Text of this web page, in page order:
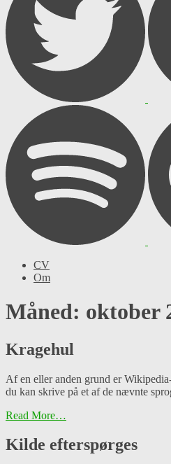
CV
Om
Måned: oktober
Kragehul
Af en eller anden grund er
du kan skrive på et af de nævnte
Read More…
Kilde efterspørges